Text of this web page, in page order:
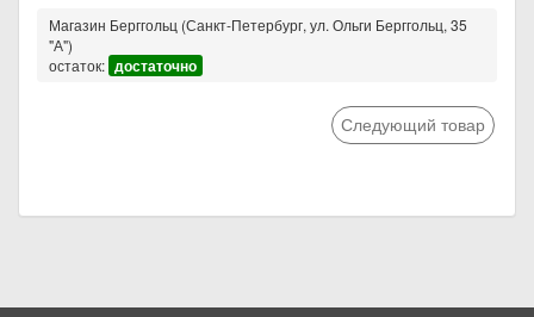
Магазин Берггольц (Санкт-Петербург, ул. Ольги Берггольц, 35
"А")
остаток: достаточно
Следующий товар